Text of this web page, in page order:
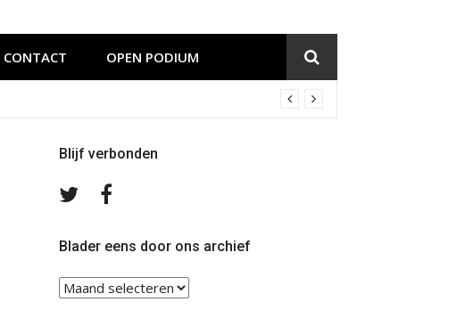
CONTACT OPEN PODIUM
Blijf verbonden
Volg
TwitterFacebook
Blader eens door ons archief
Blader
eens